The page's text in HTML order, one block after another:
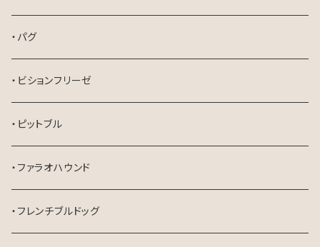
・パグ
・ビションフリーゼ
・ピットブル
・ファラオハウンド
・フレンチブルドッグ